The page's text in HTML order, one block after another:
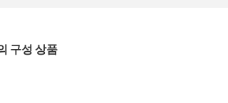
구성 상품